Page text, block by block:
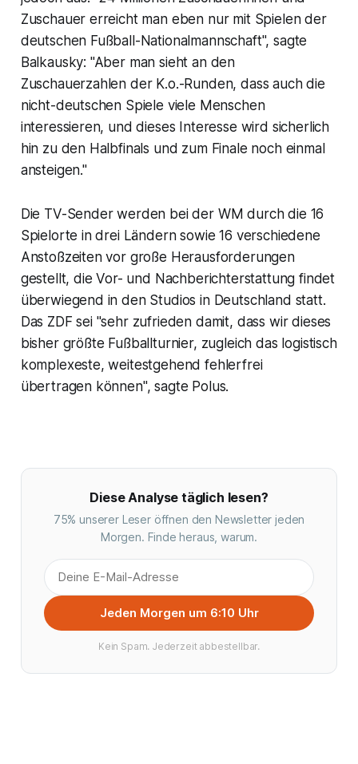
Zuschauer erreicht man eben nur mit Spielen der
deutschen Fußball-Nationalmannschaft", sagte
Balkausky: "Aber man sieht an den
Zuschauerzahlen der K.o.-Runden, dass auch die
nicht-deutschen Spiele viele Menschen
interessieren, und dieses Interesse wird sicherlich
hin zu den Halbfinals und zum Finale noch einmal
ansteigen."
Die TV-Sender werden bei der WM durch die 16
Spielorte in drei Ländern sowie 16 verschiedene
Anstoßzeiten vor große Herausforderungen
gestellt, die Vor- und Nachberichterstattung findet
überwiegend in den Studios in Deutschland statt.
Das ZDF sei "sehr zufrieden damit, dass wir dieses
bisher größte Fußballturnier, zugleich das logistisch
komplexeste, weitestgehend fehlerfrei
übertragen können", sagte Polus.
Diese Analyse täglich lesen?
75% unserer Leser öffnen den Newsletter jeden
Morgen. Finde heraus, warum.
Jeden Morgen um 6:10 Uhr
Kein Spam. Jederzeit abbestellbar.